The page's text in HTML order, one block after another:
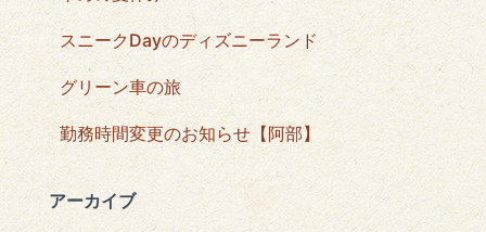
スニークDayのディズニーランド
グリーン車の旅
勤務時間変更のお知らせ【阿部】
アーカイブ